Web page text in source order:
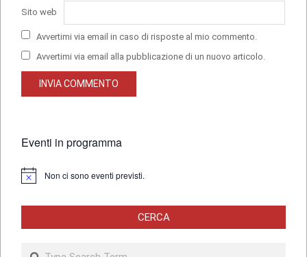
Sito web
Avvertimi via email in caso di risposte al mio commento.
Avvertimi via email alla pubblicazione di un nuovo articolo.
Eventi in programma
Notice Non ci sono eventi previsti.
CERCA
Search